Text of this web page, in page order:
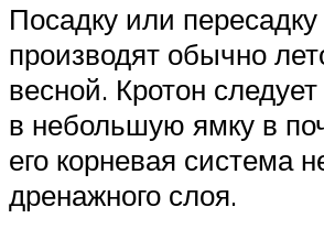
Посадку или
производят обычно
весной. Кротон
в небольшую ямку в
его корневая система
дренажного слоя.